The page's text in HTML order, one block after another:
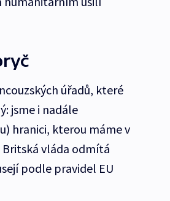
úřadů, které
jsme i nadále
hranici, kterou máme v
Britská vláda odmítá
podle pravidel EU